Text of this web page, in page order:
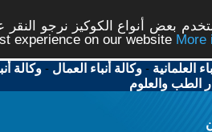
بعض أنواع الكوكيز نرجو
experience on our website
العلمانية -وكالة أنباء العمال -وكالة
الطب والعلوم